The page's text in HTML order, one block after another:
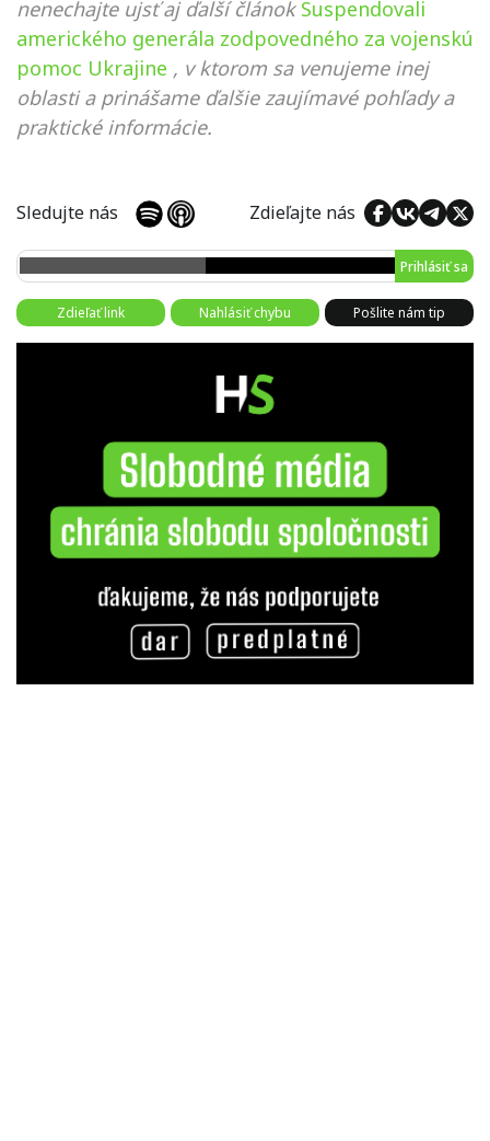
nenechajte ujsť aj ďalší článok Suspendovali
amerického generála zodpovedného za vojenskú
pomoc Ukrajine , v ktorom sa venujeme inej
oblasti a prinášame ďalšie zaujímavé pohľady a
praktické informácie.
Sledujte nás Zdieľajte nás
Prihlásiť sa
Zdieľať link Nahlásiť chybu Pošlite nám tip